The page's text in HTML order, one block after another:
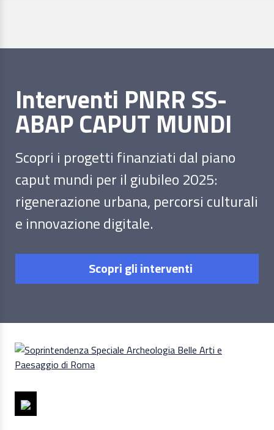
Interventi PNRR SS-
ABAP CAPUT MUNDI
Scopri i progetti finanziati dal piano
caput mundi per il giubileo 2025:
rigenerazione urbana, percorsi culturali
e innovazione digitale.
Scopri gli interventi